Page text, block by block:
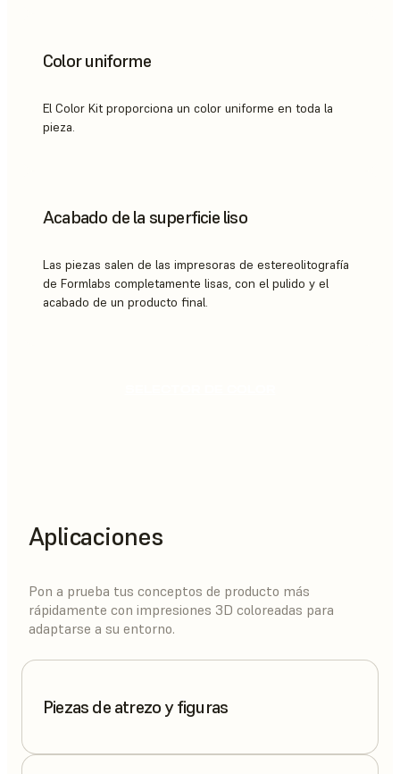
Color uniforme
El Color Kit proporciona un color uniforme en toda la
pieza.
Acabado de la superficie liso
Las piezas salen de las impresoras de estereolitografía
de Formlabs completamente lisas, con el pulido y el
acabado de un producto final.
Aplicaciones
Pon a prueba tus conceptos de producto más
rápidamente con impresiones 3D coloreadas para
adaptarse a su entorno.
Piezas de atrezo y figuras